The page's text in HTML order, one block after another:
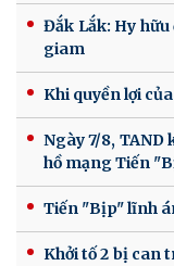
Đắk Lắk: Hy
giam
Khi quyền lợi
Ngày 7/8,
hồ mạng Tiến
Tiến "Bịp" lĩnh
Khởi tố 2 bị can